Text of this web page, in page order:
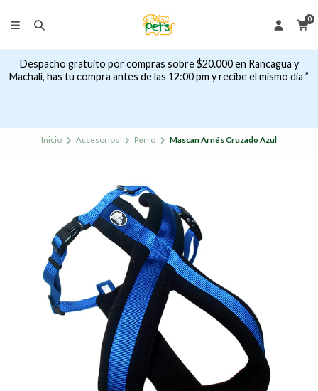
0
Despacho gratuito por compras sobre $20.000 en Rancagua y
Machalí, has tu compra antes de las 12:00 pm y recibe el mismo dia ”
Inicio Accesorios Perro Mascan Arnés Cruzado Azul